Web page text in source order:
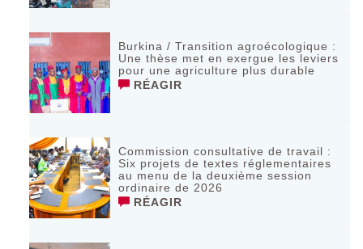
Burkina / Transition agroécologique :
Une thèse met en exergue les leviers
pour une agriculture plus durable
RÉAGIR
Commission consultative de travail :
Six projets de textes réglementaires
au menu de la deuxième session
ordinaire de 2026
RÉAGIR